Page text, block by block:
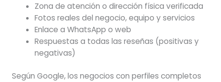
Zona de atención o dirección física verificada
Fotos reales del negocio, equipo y servicios
Enlace a WhatsApp o web
Respuestas a todas las reseñas (positivas y
negativas)
Según Google, los negocios con perfiles completos